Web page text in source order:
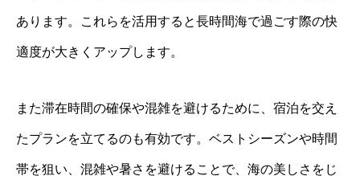
あります。これらを活用すると長時間海で過ごす際の快
適度が大きくアップします。
また滞在時間の確保や混雑を避けるために、宿泊を交え
たプランを立てるのも有効です。ベストシーズンや時間
帯を狙い、混雑や暑さを避けることで、海の美しさをじ